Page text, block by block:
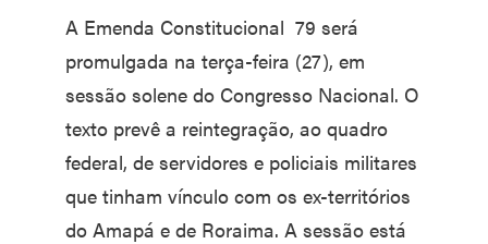
A Emenda Constitucional 79 será
promulgada na terça-feira (27), em
sessão solene do Congresso Nacional. O
texto prevê a reintegração, ao quadro
federal, de servidores e policiais militares
que tinham vínculo com os ex-territórios
do Amapá e de Roraima. A sessão está